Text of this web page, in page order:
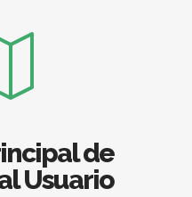
de
Usuario